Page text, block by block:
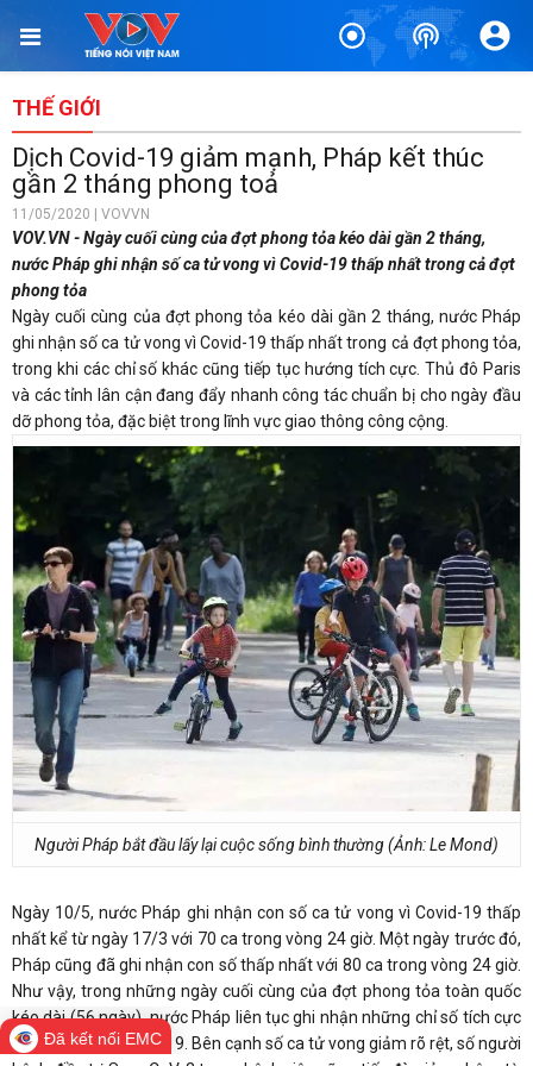
THẾ GIỚI
Dịch Covid-19 giảm mạnh, Pháp kết thúc
gần 2 tháng phong toả
11/05/2020 | VOVVN
VOV.VN - Ngày cuối cùng của đợt phong tỏa kéo dài gần 2 tháng,
nước Pháp ghi nhận số ca tử vong vì Covid-19 thấp nhất trong cả đợt
phong tỏa
Ngày cuối cùng của đợt phong tỏa kéo dài gần 2 tháng, nước Pháp
ghi nhận số ca tử vong vì Covid-19 thấp nhất trong cả đợt phong tỏa,
trong khi các chỉ số khác cũng tiếp tục hướng tích cực. Thủ đô Paris
và các tỉnh lân cận đang đẩy nhanh công tác chuẩn bị cho ngày đầu
dỡ phong tỏa, đặc biệt trong lĩnh vực giao thông công cộng.
Người Pháp bắt đầu lấy lại cuộc sống bình thường (Ảnh: Le Mond)
Ngày 10/5, nước Pháp ghi nhận con số ca tử vong vì Covid-19 thấp
nhất kể từ ngày 17/3 với 70 ca trong vòng 24 giờ. Một ngày trước đó,
Pháp cũng đã ghi nhận con số thấp nhất với 80 ca trong vòng 24 giờ.
Như vậy, trong những ngày cuối cùng của đợt phong tỏa toàn quốc
kéo dài (56 ngày), nước Pháp liên tục ghi nhận những chỉ số tích cực
liên quan dịch Covid-19. Bên cạnh số ca tử vong giảm rõ rệt, số người
Đã kết nối EMC